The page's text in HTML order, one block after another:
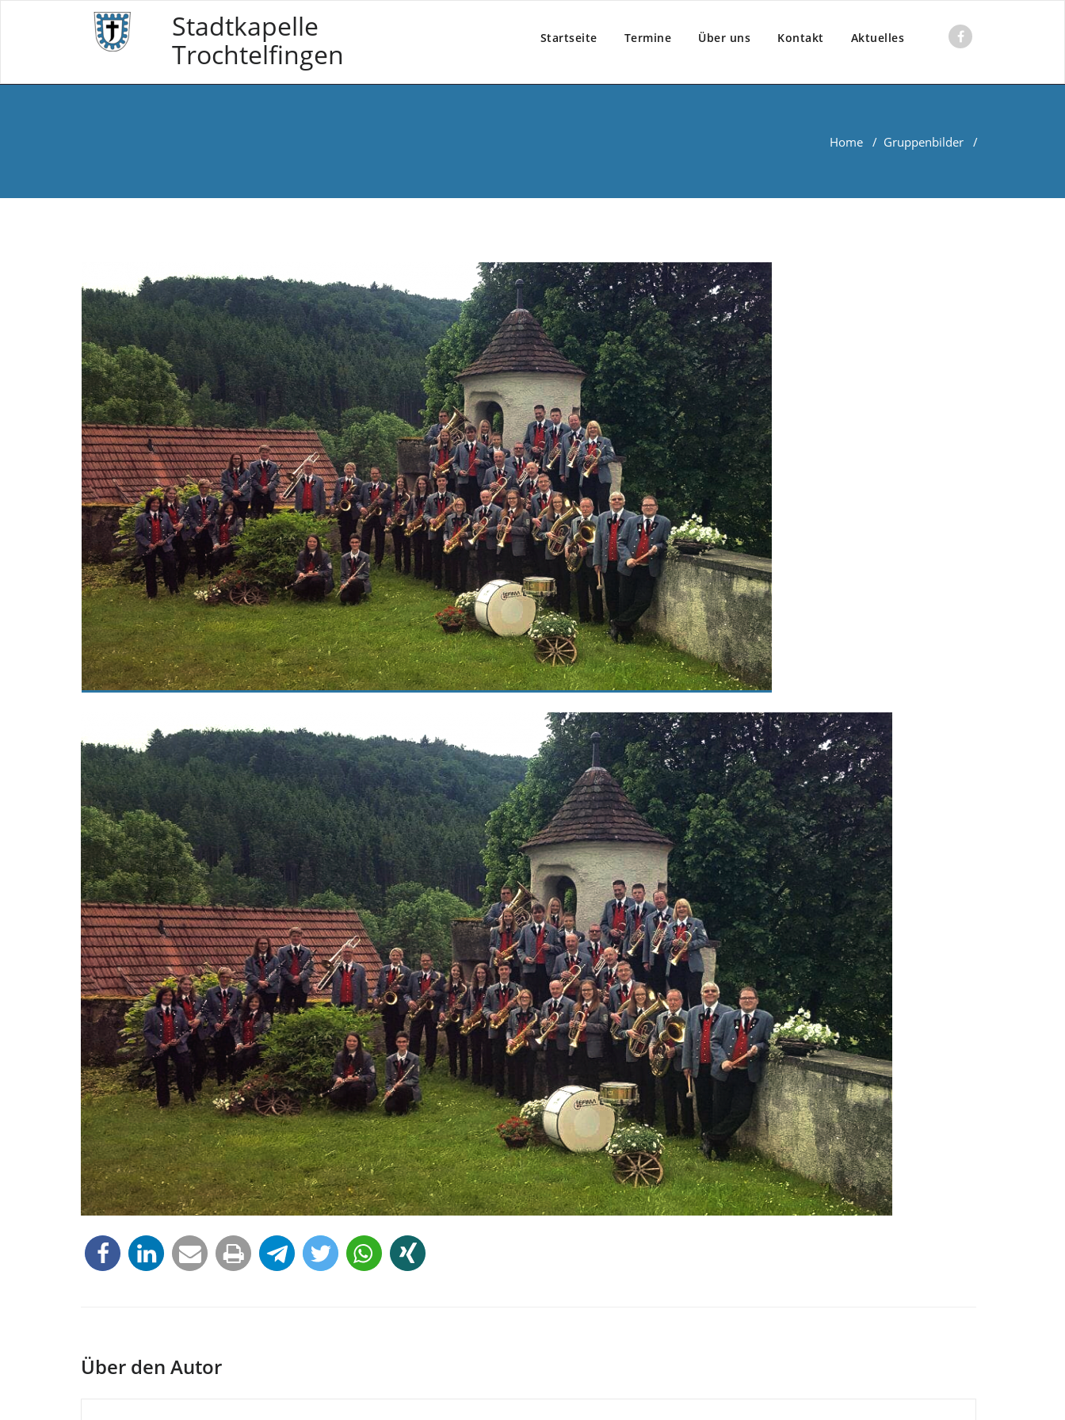
Stadtkapelle
Trochtelfingen
Startseite Termine Über uns Kontakt Aktuelles
Home / Gruppenbilder /
Über den Autor